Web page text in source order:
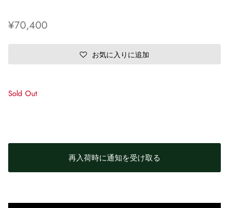
¥70,400
お気に入りに追加
Sold Out
再入荷時に通知を受け取る